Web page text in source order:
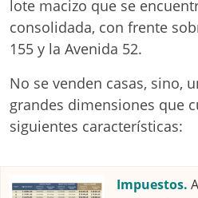
lote macizo que se
consolidada, con frente
155 y la Avenida 52.
No se venden casas, sino,
grandes dimensiones que
siguientes características:
Impuestos.